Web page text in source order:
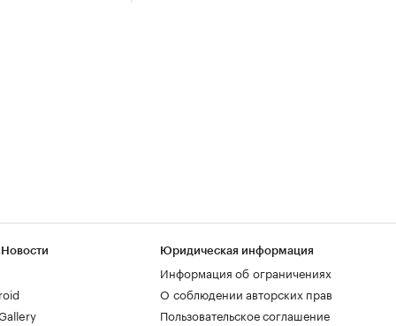
Юридическая информация
Информация об ограничениях
О соблюдении авторских прав
Пользовательское соглашение